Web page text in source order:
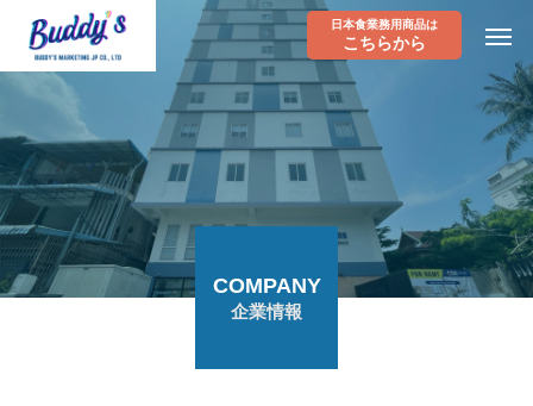
日本食業務用商品は
こちらから
COMPANY
企業情報